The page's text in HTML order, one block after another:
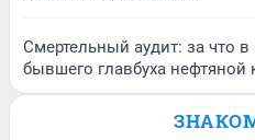
Смертельный аудит: за что в
бывшего главбуха